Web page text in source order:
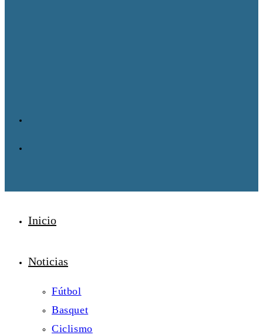
Inicio
Noticias
Fútbol
Basquet
Ciclismo